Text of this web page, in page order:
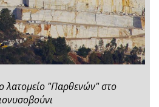
λατομείο "Παρθενών" στο